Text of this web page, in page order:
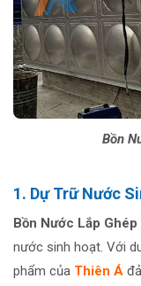
Bồn
1. Dự Trữ Nước
Bồn Nước Lắp
nước sinh hoạt. Với
phẩm của Thiên Á